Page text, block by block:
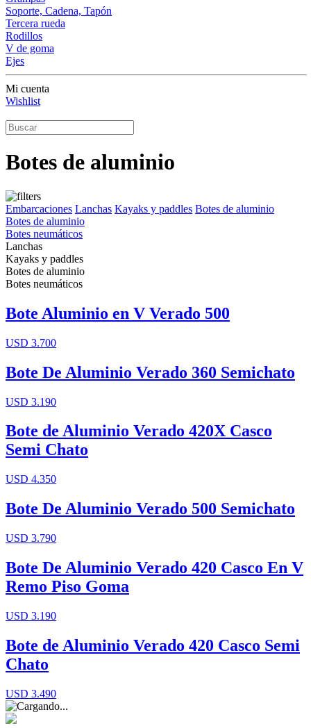
Soporte, Cadena, Tapón
Tercera rueda
Rodillos
V de goma
Ejes
Mi cuenta
Wishlist
Botes de aluminio
Embarcaciones Lanchas Kayaks y paddles Botes de aluminio
Botes de aluminio
Botes neumáticos
Lanchas
Kayaks y paddles
Botes de aluminio
Botes neumáticos
Bote Aluminio en V Verado 500
USD 3.700
Bote De Aluminio Verado 360 Semichato
USD 3.190
Bote de Aluminio Verado 420X Casco
Semi Chato
USD 4.350
Bote De Aluminio Verado 500 Semichato
USD 3.790
Bote De Aluminio Verado 420 Casco En V
Remo Piso Goma
USD 3.190
Bote de Aluminio Verado 420 Casco Semi
Chato
USD 3.490